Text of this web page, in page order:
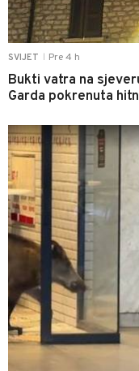
SVIJET Pre 4 h
Bukti vatra na
Garda pokrenuta